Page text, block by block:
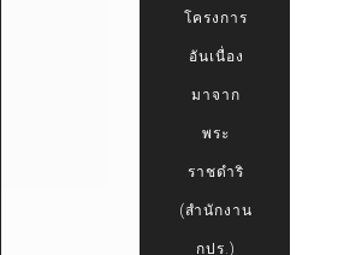
โครงการ
อันเนื่อง
มาจาก
พระ
ราชดำริ
(สำนักงาน
กปร.)